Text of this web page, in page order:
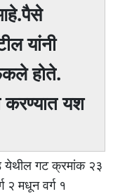
यांनी
हाेते.
करण्यात यश
येथील गट क्रमांक २३
२ मधून वर्ग १